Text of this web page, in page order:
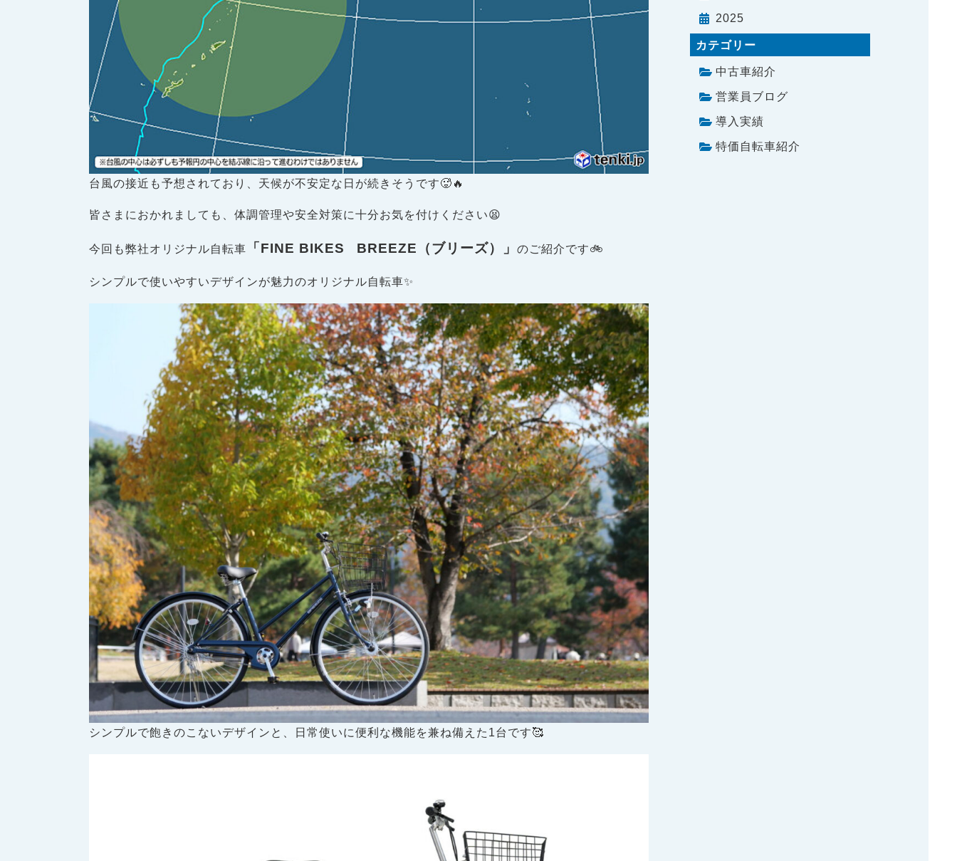
台風の接近も予想されており、天候が不安定な日が続きそうです🥵🔥
皆さまにおかれましても、体調管理や安全対策に十分お気を付けください😫
今回も弊社オリジナル自転車 「FINE BIKES BREEZE（ブリーズ）」のご紹介です🚲
シンプルで使いやすいデザインが魅力のオリジナル自転車✨
シンプルで飽きのこないデザインと、日常使いに便利な機能を兼ね備えた1台です🥰
2025
カテゴリー
中古車紹介
営業員ブログ
導入実績
特価自転車紹介